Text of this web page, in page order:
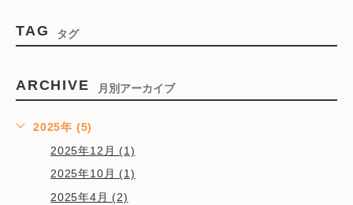
TAG タグ
ARCHIVE 月別アーカイブ
2025年 (5)
2025年12月 (1)
2025年10月 (1)
2025年4月 (2)